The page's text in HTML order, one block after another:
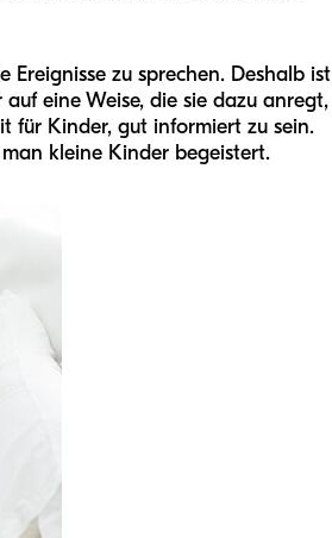
zu sprechen. Deshalb ist
eine Weise, die sie dazu anregt,
für Kinder, gut informiert zu sein.
kleine Kinder begeistert.